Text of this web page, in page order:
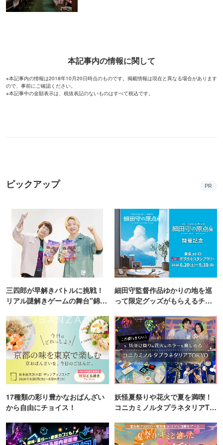
本記事内の情報に関して
※本記事内の情報は2018年10月20日時点のものです。掲載情報は現在と異なる場合があります
ので、事前にご確認ください。
※本記事中の金額表示は、税抜表記のないものはすべて税込です。
ピックアップ PR
三四郎が早解きバトルに挑戦！
リアル謎解きゲームの舞台"錦糸
細田守監督作品ゆかりの地を巡
って限定グッズがもらえるチャ
17種類の彩り豊かなおばんざい
から自由にチョイス！
妖怪夏祭りや花火で夏を満喫！
コニカミノルタプラネタリアTO